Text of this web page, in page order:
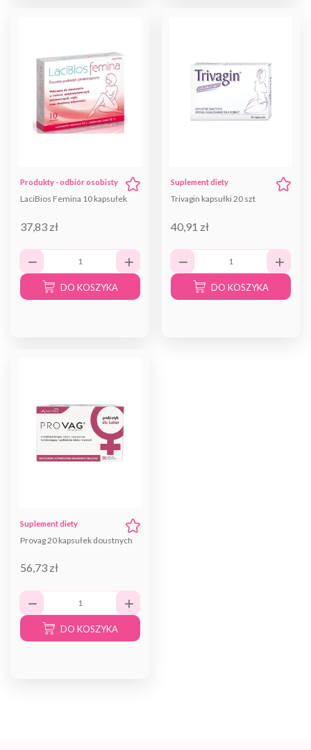
Produkty - odbiór osobisty
LaciBios Femina 10 kapsułek
37,83 zł
DO KOSZYKA
Suplement diety
Trivagin kapsułki 20 szt
40,91 zł
DO KOSZYKA
Suplement diety
Provag 20 kapsułek doustnych
56,73 zł
DO KOSZYKA